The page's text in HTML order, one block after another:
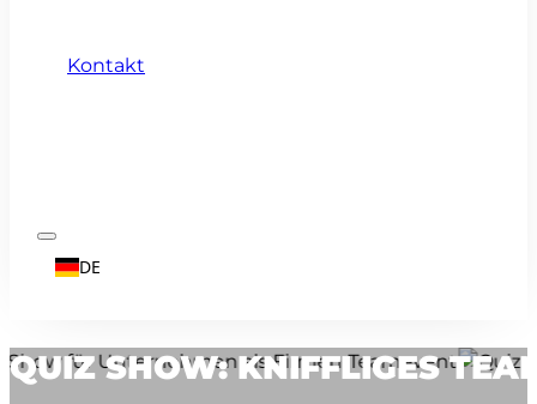
Kontakt
DE
QUIZ SHOW: KNIFFLIGES